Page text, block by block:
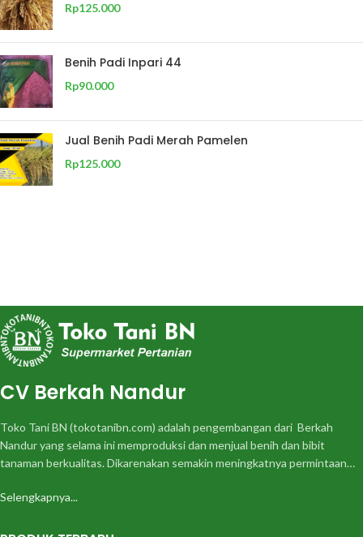
Rp125.000
Benih Padi Inpari 44
Rp90.000
Jual Benih Padi Merah Pamelen
Rp125.000
CV Berkah Nandur
Toko Tani BN (tokotanibn.com) adalah pengembangan dari Berkah
Nandur yang selama ini memproduksi dan menjual benih dan bibit
tanaman berkualitas. Dikarenakan semakin meningkatnya permintaan…
Selengkapnya...